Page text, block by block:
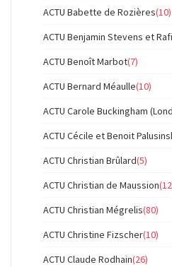
ACTU Babette de Rozières(10)
ACTU Benjamin Stevens et
ACTU Benoît Marbot(7)
ACTU Bernard Méaulle(10)
ACTU Carole Buckingham
ACTU Cécile et Benoit
ACTU Christian Brûlard(5)
ACTU Christian de Maussion
ACTU Christian Mégrelis(80)
ACTU Christine Fizscher(10)
ACTU Claude Rodhain(26)